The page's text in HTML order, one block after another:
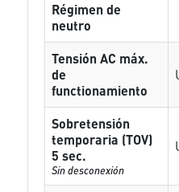
Régimen de
neutro
Tensión AC máx.
de
functionamiento
Sobretensión
temporaria (TOV)
5 sec.
Sin desconexión